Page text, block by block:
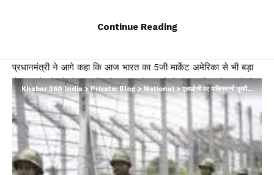
आज दो लाख से भी ज्यादा पंचायतों में यह कनेक्टिविटी है।
प्रधानमंत्री ने आगे कहा कि आज भारत का 5जी मार्केट अमेरिका से भी बड़ा
हो चुका है और ये दो साल के भीतर हुआ है। हमने मेड इन इंडिया टेक्नॉलोजी
पर काम किया, सस्ते डेटा पर फोकस किया। दुनिया का हर बड़ा मोबाइल ब्रांड
मेड इन इंडिया है।
आज भारत दुनिया का दूसरा सबसे बड़ा मोबाइल मैन्यूफैक्चरर है। एक जमाना
था, जब हम मोबाइल इम्पोर्टर थे, आज हम मोबाइल एक्सपोर्टर बन गए हैं। अब
भारत पीछे नहीं चलता, अब भारत नई व्यवस्थाएं बनाता है और नेतृत्व करता है।
Continue Reading
Khabar 360 India >Private: Blog>National>एलओसी पर पाकिस्तानी घुसपैठिया गिरफ्तार